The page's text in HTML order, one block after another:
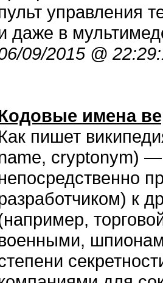
управления
даже в
09/2015 @
имена
пишет
cryptonym) —
к